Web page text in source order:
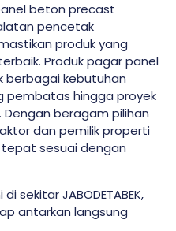
beton precast
pencetak
produk yang
Produk pagar panel
berbagai kebutuhan
pembatas hingga proyek
beragam pilihan
dan pemilik properti
sesuai dengan
sekitar JABODETABEK,
antarkan langsung